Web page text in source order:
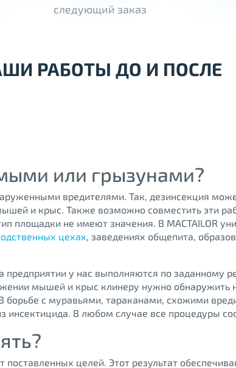
следующий заказ
РАБОТЫ ДО И ПОСЛЕ
или грызунами?
вредителями. Так, дезинсекция
и крыс. Также возможно совместить эти
площадки не имеют значения. В MACTAILOR
цехах, заведениях общепита,
у нас выполняются по заданному
мышей и крыс клинеру нужно обнаружить
с муравьями, тараканами, схожими
инсектицида. В любом случае все процедуры
поставленных целей. Этот результат